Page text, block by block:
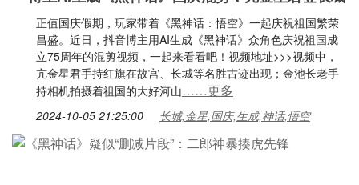
正值国庆假期，玩家带着《黑神话：悟空》一起庆祝祖国繁荣
昌盛。近日，抖音博主用AI生成《黑神话》众角色庆祝祖国成
立75周年的混剪视频，一起来看看吧！视频地址>>>视频中，
亢金星君手持红旗在故宫、长城等名胜古迹出现；金池长老手
持相机拍摄着祖国的大好河山……更多
2024-10-05 21:25:00 长城,金星,国庆,生成,神话,悟空